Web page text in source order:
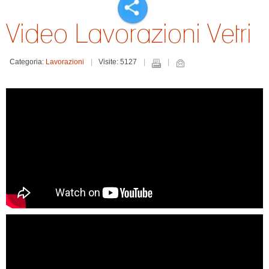
Video Lavorazioni Vetri
Categoria: Lavorazioni Visite: 5127